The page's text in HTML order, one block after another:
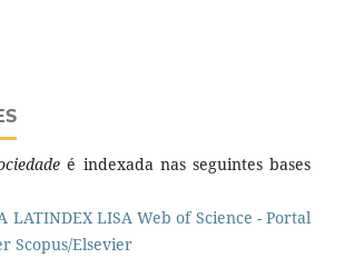
é indexada nas seguintes bases
LATINDEX LISA Web of Science - Portal
Scopus/Elsevier